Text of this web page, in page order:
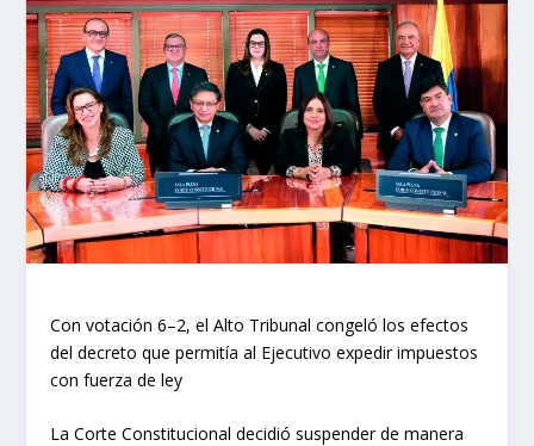
Con votación 6–2, el Alto Tribunal congeló los efectos
del decreto que permitía al Ejecutivo expedir impuestos
con fuerza de ley
La Corte Constitucional decidió suspender de manera